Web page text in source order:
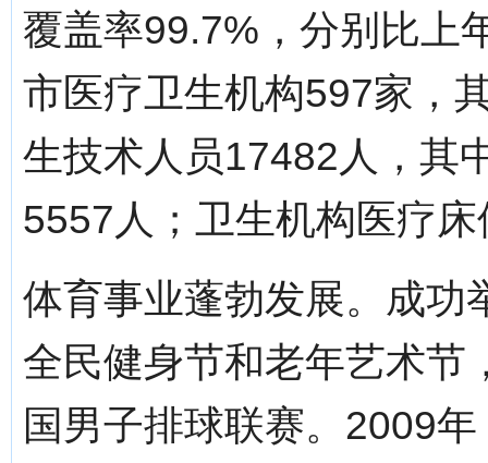
覆盖率99.7%，分别比上
市医疗卫生机构597家，
生技术人员17482人，其
5557人；卫生机构医疗
体育事业蓬勃发展。成功
全民健身节和老年艺术节
国男子排球联赛。2009